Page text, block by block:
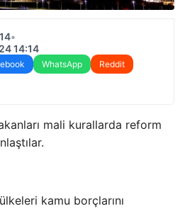
•
14:14
WhatsApp
Reddit
mali kurallarda reform
kamu borçlarını